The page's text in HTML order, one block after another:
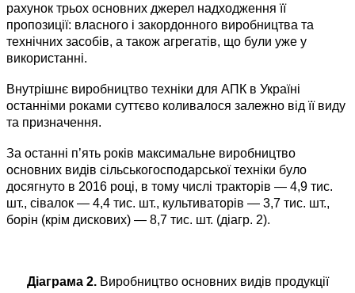
рахунок трьох основних джерел надходження її
пропозиції: власного і закордонного виробництва та
технічних засобів, а також агрегатів, що були уже у
використанні.
Внутрішнє виробництво техніки для АПК в Україні
останніми роками суттєво коливалося залежно від її виду
та призначення.
За останні п’ять років максимальне виробництво
основних видів сільськогосподарської техніки було
досягнуто в 2016 році, в тому числі тракторів — 4,9 тис.
шт., сівалок — 4,4 тис. шт., культиваторів — 3,7 тис. шт.,
борін (крім дискових) — 8,7 тис. шт. (­діагр. 2).
Діаграма 2.Виробництво основних видів продукції